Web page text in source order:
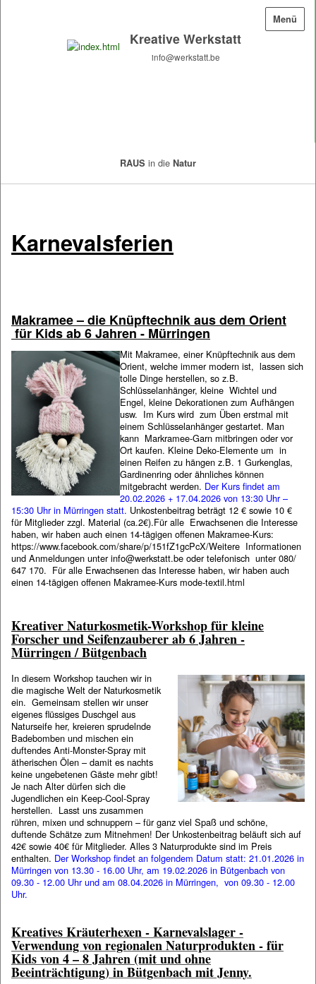
Menü
Kreative Werkstatt
info@werkstatt.be
RAUS in die Natur
Karnevalsferien
Makramee – die Knüpftechnik aus dem Orient
für Kids ab 6 Jahren - Mürringen
Mit Makramee, einer Knüpftechnik aus dem
Orient, welche immer modern ist, lassen sich
tolle Dinge herstellen, so z.B.
Schlüsselanhänger, kleine Wichtel und
Engel, kleine Dekorationen zum Aufhängen
usw. Im Kurs wird zum Üben erstmal mit
einem Schlüsselanhänger gestartet. Man
kann Markramee-Garn mitbringen oder vor
Ort kaufen. Kleine Deko-Elemente um in
einen Reifen zu hängen z.B. 1 Gurkenglas,
Gardinenring oder ähnliches können
mitgebracht werden. Der Kurs findet am
20.02.2026 + 17.04.2026 von 13:30 Uhr –
15:30 Uhr in Mürringen statt. Unkostenbeitrag beträgt 12 € sowie 10 €
für Mitglieder zzgl. Material (ca.2€).Für alle Erwachsenen die Interesse
haben, wir haben auch einen 14-tägigen offenen Makramee-Kurs:
https://www.facebook.com/share/p/151fZ1gcPcX/Weitere Informationen
und Anmeldungen unter info@werkstatt.be oder telefonisch unter 080/
647 170. Für alle Erwachsenen das Interesse haben, wir haben auch
einen 14-tägigen offenen Makramee-Kurs mode-textil.html
Kreativer Naturkosmetik-Workshop für kleine
Forscher und Seifenzauberer ab 6 Jahren -
Mürringen / Bütgenbach
In diesem Workshop tauchen wir in
die magische Welt der Naturkosmetik
ein. Gemeinsam stellen wir unser
eigenes flüssiges Duschgel aus
Naturseife her, kreieren sprudelnde
Badebomben und mischen ein
duftendes Anti-Monster-Spray mit
ätherischen Ölen – damit es nachts
keine ungebetenen Gäste mehr gibt!
Je nach Alter dürfen sich die
Jugendlichen ein Keep-Cool-Spray
herstellen. Lasst uns zusammen
rühren, mixen und schnuppern – für ganz viel Spaß und schöne,
duftende Schätze zum Mitnehmen! Der Unkostenbeitrag beläuft sich auf
42€ sowie 40€ für Mitglieder. Alles 3 Naturprodukte sind im Preis
enthalten. Der Workshop findet an folgendem Datum statt: 21.01.2026 in
Mürringen von 13.30 - 16.00 Uhr, am 19.02.2026 in Bütgenbach von
09.30 - 12.00 Uhr und am 08.04.2026 in Mürringen, von 09.30 - 12.00
Uhr.
Kreatives Kräuterhexen - Karnevalslager -
Verwendung von regionalen Naturprodukten - für
Kids von 4 – 8 Jahren (mit und ohne
Beeinträchtigung) in Bütgenbach mit Jenny.